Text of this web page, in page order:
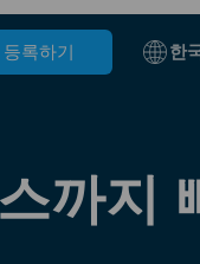
등록하기 한
중
까지